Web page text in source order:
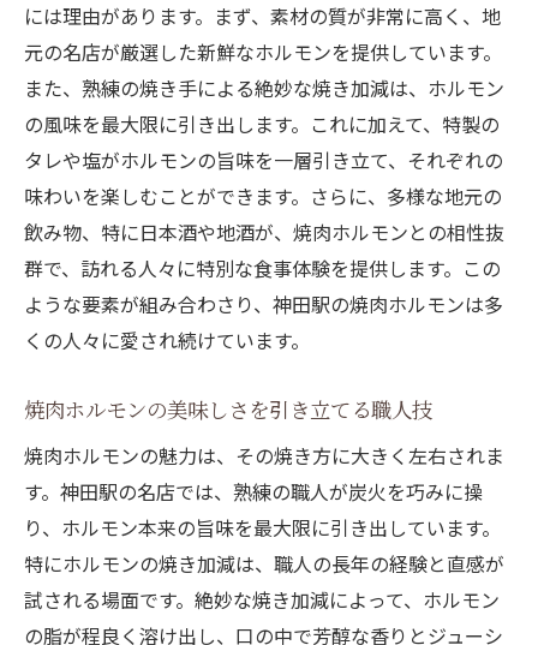
には理由があります。まず、素材の質が非常に高く、地
元の名店が厳選した新鮮なホルモンを提供しています。
また、熟練の焼き手による絶妙な焼き加減は、ホルモン
の風味を最大限に引き出します。これに加えて、特製の
タレや塩がホルモンの旨味を一層引き立て、それぞれの
味わいを楽しむことができます。さらに、多様な地元の
飲み物、特に日本酒や地酒が、焼肉ホルモンとの相性抜
群で、訪れる人々に特別な食事体験を提供します。この
ような要素が組み合わさり、神田駅の焼肉ホルモンは多
くの人々に愛され続けています。
焼肉ホルモンの美味しさを引き立てる職人技
焼肉ホルモンの魅力は、その焼き方に大きく左右されま
す。神田駅の名店では、熟練の職人が炭火を巧みに操
り、ホルモン本来の旨味を最大限に引き出しています。
特にホルモンの焼き加減は、職人の長年の経験と直感が
試される場面です。絶妙な焼き加減によって、ホルモン
の脂が程良く溶け出し、口の中で芳醇な香りとジューシ